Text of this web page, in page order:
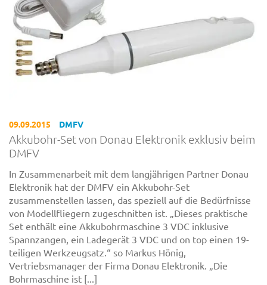
09.09.2015 DMFV
Akkubohr-Set von Donau Elektronik exklusiv beim
DMFV
In Zusammenarbeit mit dem langjährigen Partner Donau
Elektronik hat der DMFV ein Akkubohr-Set
zusammenstellen lassen, das speziell auf die Bedürfnisse
von Modellfliegern zugeschnitten ist. „Dieses praktische
Set enthält eine Akkubohrmaschine 3 VDC inklusive
Spannzangen, ein Ladegerät 3 VDC und on top einen 19-
teiligen Werkzeugsatz.“ so Markus Hönig,
Vertriebsmanager der Firma Donau Elektronik. „Die
Bohrmaschine ist [...]